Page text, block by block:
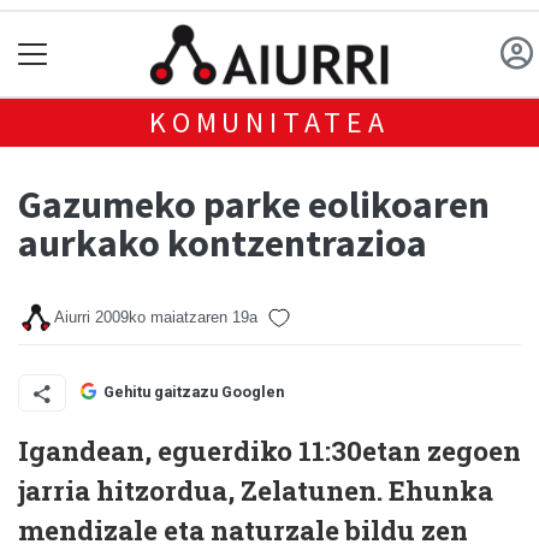
KOMUNITATEA
Gazumeko parke eolikoaren
aurkako kontzentrazioa
Aiurri 2009ko maiatzaren 19a
Gehitu gaitzazu Googlen
Igandean, eguerdiko 11:30etan zegoen
jarria hitzordua, Zelatunen. Ehunka
mendizale eta naturzale bildu zen